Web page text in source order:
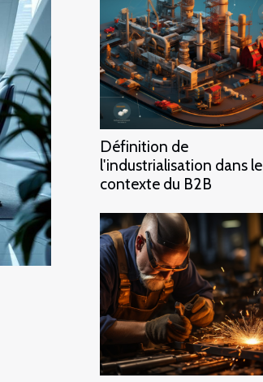
Définition de
l'industrialisation dans le
contexte du B2B